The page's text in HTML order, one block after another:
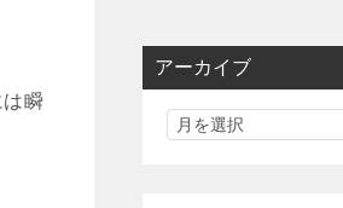
は瞬
アーカイブ